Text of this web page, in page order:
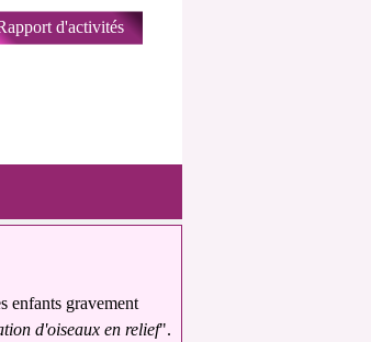
d'activités
enfants gravement
d'oiseaux en relief".